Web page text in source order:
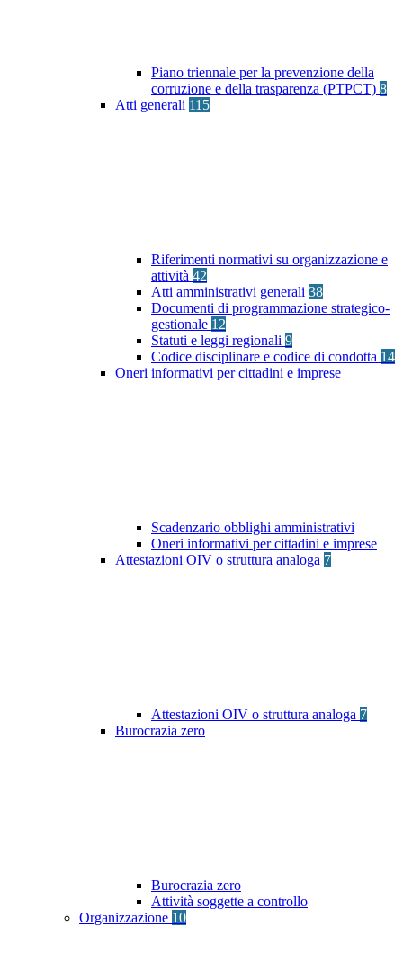
Piano triennale per la prevenzione della
corruzione e della trasparenza (PTPCT) 8
Atti generali 115
Riferimenti normativi su organizzazione e
attività 42
Atti amministrativi generali 38
Documenti di programmazione strategico-
gestionale 12
Statuti e leggi regionali 9
Codice disciplinare e codice di condotta 14
Oneri informativi per cittadini e imprese
Scadenzario obblighi amministrativi
Oneri informativi per cittadini e imprese
Attestazioni OIV o struttura analoga 7
Attestazioni OIV o struttura analoga 7
Burocrazia zero
Burocrazia zero
Attività soggette a controllo
Organizzazione 10